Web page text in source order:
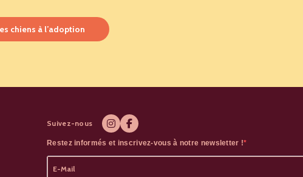
chiens à l’adoption
Suivez-nous
Restez informés et inscrivez-vous à notre newsletter !